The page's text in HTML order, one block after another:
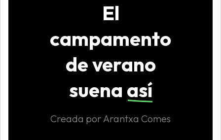
El
campamento
de verano
suena así
Creada por Arantxa Comes